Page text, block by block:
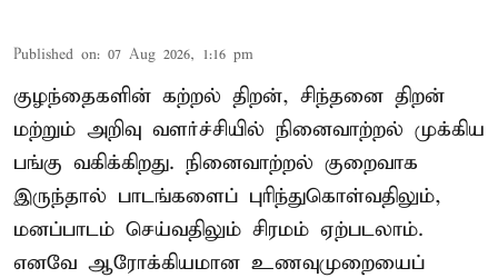
Published on: 07 Aug 2026, 1:16 pm
குழந்தைகளின் கற்றல் திறன், சிந்தனை திறன்
மற்றும் அறிவு வளர்ச்சியில் நினைவாற்றல் முக்கிய
பங்கு வகிக்கிறது. நினைவாற்றல் குறைவாக
இருந்தால் பாடங்களைப் புரிந்துகொள்வதிலும்,
மனப்பாடம் செய்வதிலும் சிரமம் ஏற்படலாம்.
எனவே ஆரோக்கியமான உணவுமுறையைப்